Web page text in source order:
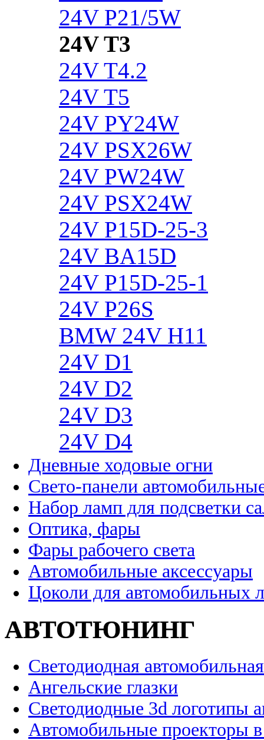
24V P21/5W
24V T3
24V T4.2
24V T5
24V PY24W
24V PSX26W
24V PW24W
24V PSX24W
24V P15D-25-3
24V BA15D
24V P15D-25-1
24V P26S
BMW 24V H11
24V D1
24V D2
24V D3
24V D4
Дневные ходовые огни
Свето-панели
Набор ламп для подсветки
Оптика, фары
Фары рабочего света
Автомобильные аксессуары
Цоколи для автомобильных
АВТОТЮНИНГ
Светодиодная
Ангельские глазки
Светодиодные 3d логотипы
Автомобильные проекторы